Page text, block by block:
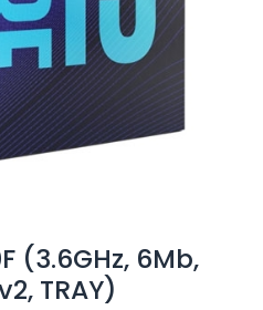
(3.6GHz, 6Mb,
TRAY)